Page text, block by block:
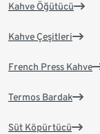
Kahve Öğütücü
Kahve Çeşitleri
French Press Kahve
Termos Bardak
Süt Köpürtücü